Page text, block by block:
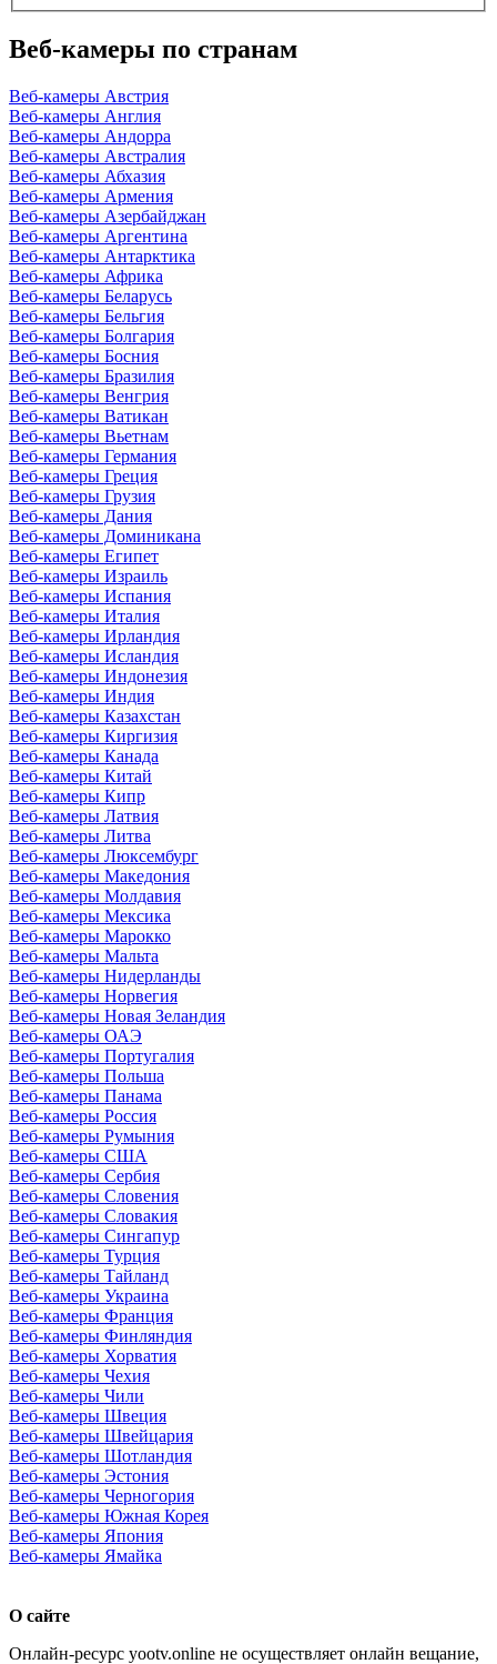
Веб-камеры по странам
Веб-камеры Австрия
Веб-камеры Англия
Веб-камеры Андорра
Веб-камеры Австралия
Веб-камеры Абхазия
Веб-камеры Армения
Веб-камеры Азербайджан
Веб-камеры Аргентина
Веб-камеры Антарктика
Веб-камеры Африка
Веб-камеры Беларусь
Веб-камеры Бельгия
Веб-камеры Болгария
Веб-камеры Босния
Веб-камеры Бразилия
Веб-камеры Венгрия
Веб-камеры Ватикан
Веб-камеры Вьетнам
Веб-камеры Германия
Веб-камеры Греция
Веб-камеры Грузия
Веб-камеры Дания
Веб-камеры Доминикана
Веб-камеры Египет
Веб-камеры Израиль
Веб-камеры Испания
Веб-камеры Италия
Веб-камеры Ирландия
Веб-камеры Исландия
Веб-камеры Индонезия
Веб-камеры Индия
Веб-камеры Казахстан
Веб-камеры Киргизия
Веб-камеры Канада
Веб-камеры Китай
Веб-камеры Кипр
Веб-камеры Латвия
Веб-камеры Литва
Веб-камеры Люксембург
Веб-камеры Македония
Веб-камеры Молдавия
Веб-камеры Мексика
Веб-камеры Марокко
Веб-камеры Мальта
Веб-камеры Нидерланды
Веб-камеры Норвегия
Веб-камеры Новая Зеландия
Веб-камеры ОАЭ
Веб-камеры Португалия
Веб-камеры Польша
Веб-камеры Панама
Веб-камеры Россия
Веб-камеры Румыния
Веб-камеры США
Веб-камеры Сербия
Веб-камеры Словения
Веб-камеры Словакия
Веб-камеры Сингапур
Веб-камеры Турция
Веб-камеры Тайланд
Веб-камеры Украина
Веб-камеры Франция
Веб-камеры Финляндия
Веб-камеры Хорватия
Веб-камеры Чехия
Веб-камеры Чили
Веб-камеры Швеция
Веб-камеры Швейцария
Веб-камеры Шотландия
Веб-камеры Эстония
Веб-камеры Черногория
Веб-камеры Южная Корея
Веб-камеры Япония
Веб-камеры Ямайка
О сайте
Онлайн-ресурс yootv.online не осуществляет онлайн вещание,